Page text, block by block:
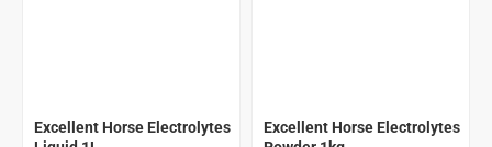
Excellent Horse Electrolytes
Excellent Horse Electrolytes